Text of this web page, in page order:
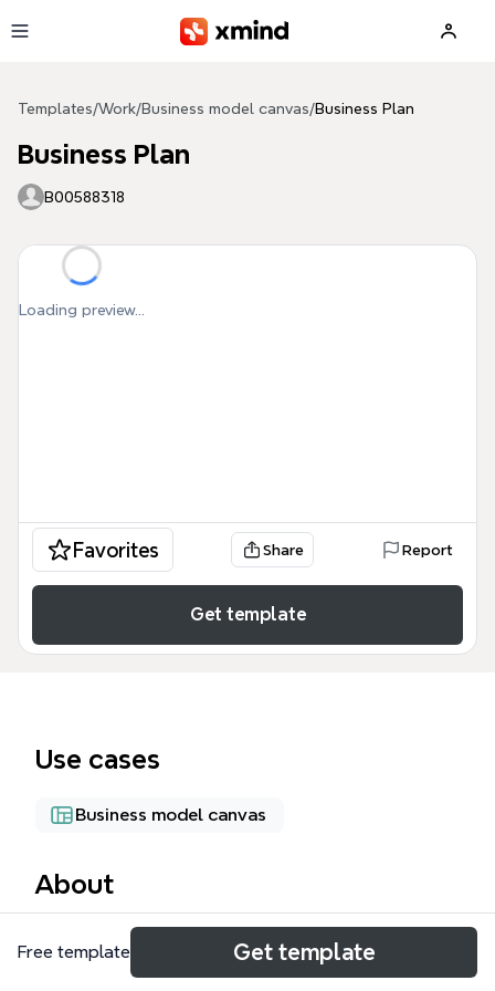
Templates/Work/Business model canvas/Business Plan
Business Plan
B00588318
Loading preview...
Favorites Share Report
Get template
Use cases
Business model canvas
About
Le modèle de mind map 'Business Plan' d'Xmind est
un outil structuré pour les entrepreneurs,
Free template Get template